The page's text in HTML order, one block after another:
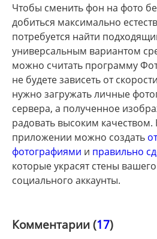
Чтобы сменить фон на фото
добиться максимально
потребуется найти
универсальным вариантом
можно считать программу
не будете зависеть от
нужно загружать личные
сервера, а полученное
радовать высоким качеством.
приложении можно создать
фотографиями и правильно
которые украсят стены
социального аккаунты.
Комментарии (17)